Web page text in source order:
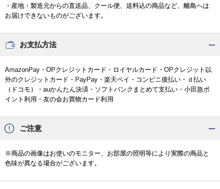
・産地・製造元からの直送品、クール便、送料込の商品など、離島へは
お届けできないものがございます。
お支払方法
AmazonPay・OPクレジットカード・ロイヤルカード・OPクレジット以
外のクレジットカード・PayPay・楽天ペイ・コンビニ後払い・ｄ払い
（ドコモ）・auかんたん決済・ソフトバンクまとめて支払い・小田急ポ
イント利用・友の会お買物カード利用
ご注意
※商品の画像はお使いのモニター、お部屋の照明等により実際の商品と
色味が異なる場合がございます。